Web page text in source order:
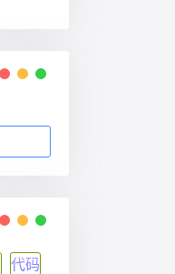
代码